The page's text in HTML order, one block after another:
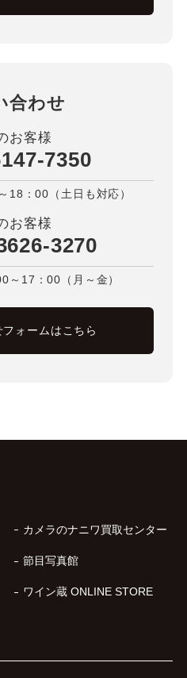
合わせ
お客様
7350
18：00（土日も対応）
お客様
3270
～17：00（月～金）
フォームはこちら
カメラのナニワ買取センター
節目写真館
ワイン蔵 ONLINE STORE